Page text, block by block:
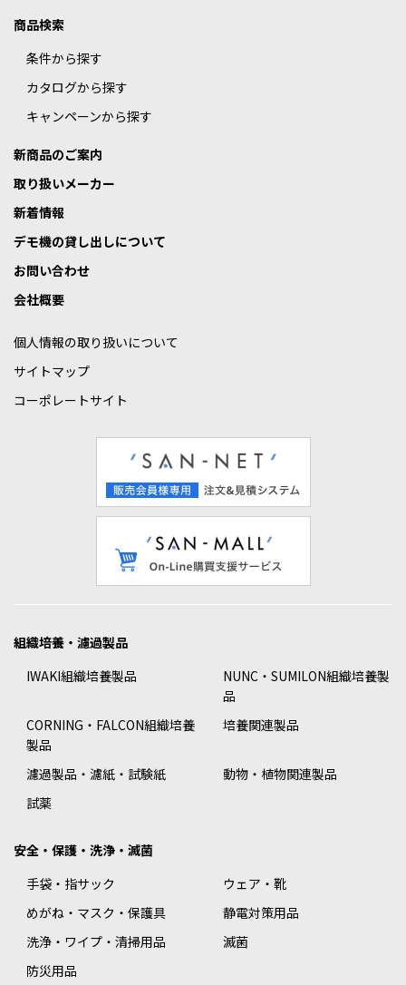
商品検索
条件から探す
カタログから探す
キャンペーンから探す
新商品のご案内
取り扱いメーカー
新着情報
デモ機の貸し出しについて
お問い合わせ
会社概要
個人情報の取り扱いについて
サイトマップ
コーポレートサイト
組織培養・濾過製品
IWAKI組織培養製品
NUNC・SUMILON組織培養製
品
CORNING・FALCON組織培養
製品
培養関連製品
濾過製品・濾紙・試験紙
動物・植物関連製品
試薬
安全・保護・洗浄・滅菌
手袋・指サック
ウェア・靴
めがね・マスク・保護具
静電対策用品
洗浄・ワイプ・清掃用品
滅菌
防災用品